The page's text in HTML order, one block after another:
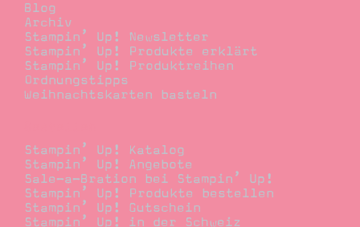
Blog
Archiv
Stampin’ Up! Newsletter
Stampin’ Up! Produkte erklärt
Stampin’ Up! Produktreihen
Ordnungstipps
Weihnachtskarten basteln
Stampin’ Up! Katalog
Stampin’ Up! Angebote
Sale-a-Bration bei Stampin’ Up!
Stampin’ Up! Produkte bestellen
Stampin’ Up! Gutschein
Stampin’ Up! in der Schweiz